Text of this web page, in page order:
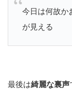
今日は何故
が見える
最後は綺麗な裏声